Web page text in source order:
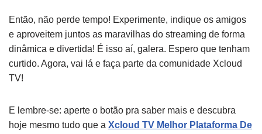
Então, não perde tempo! Experimente, indique os amigos
e aproveitem juntos as maravilhas do streaming de forma
dinâmica e divertida! É isso aí, galera. Espero que tenham
curtido. Agora, vai lá e faça parte da comunidade Xcloud
TV!
E lembre-se: aperte o botão pra saber mais e descubra
hoje mesmo tudo que a Xcloud TV Melhor Plataforma De